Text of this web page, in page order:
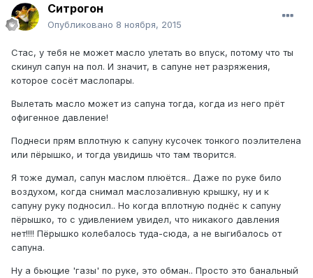
Ситрогон
Опубликовано 8 ноября, 2015
Стас, у тебя не может масло улетать во впуск, потому что ты
скинул сапун на пол. И значит, в сапуне нет разряжения,
которое сосёт маслопары.
Вылетать масло может из сапуна тогда, когда из него прёт
офигенное давление!
Поднеси прям вплотную к сапуну кусочек тонкого поэлителена
или пёрышко, и тогда увидишь что там творится.
Я тоже думал, сапун маслом плюётся.. Даже по руке било
воздухом, когда снимал маслозаливную крышку, ну и к
сапуну руку подносил.. Но когда вплотную поднёс к сапуну
пёрышко, то с удивлением увидел, что никакого давления
нет!!!! Пёрышко колебалось туда-сюда, а не выгибалось от
сапуна.
Ну а бьющие 'газы' по руке, это обман.. Просто это банальный